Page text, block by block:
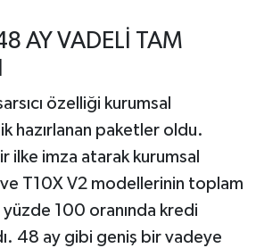
AY VADELİ TAM
özelliği kurumsal
hazırlanan paketler oldu.
ilke imza atarak kurumsal
ve T10X V2 modellerinin toplam
100 oranında kredi
48 ay gibi geniş bir vadeye